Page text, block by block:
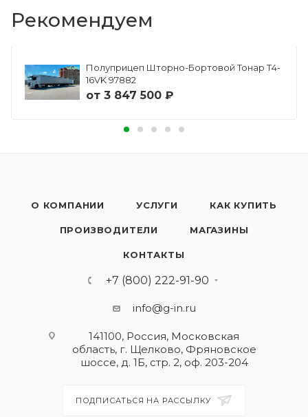
Рекомендуем
Полуприцеп Шторно-Бортовой Тонар Т4-
16VK 97882
от 3 847 500 ₽
О КОМПАНИИ УСЛУГИ КАК КУПИТЬ
ПРОИЗВОДИТЕЛИ МАГАЗИНЫ
КОНТАКТЫ
+7 (800) 222-91-90
info@g-in.ru
141100, Россия, Московская
область, г. Щелково, Фряновское
шоссе, д. 1Б, стр. 2, оф. 203-204
ПОДПИСАТЬСЯ НА РАССЫЛКУ